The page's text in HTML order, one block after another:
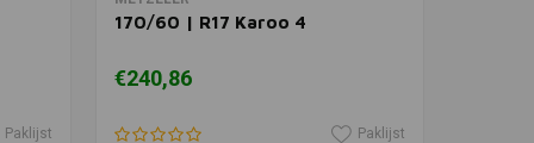
Paklijst
170/60 | R17 Karoo 4
€240,86
Paklijst